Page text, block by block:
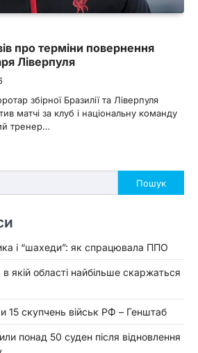
про терміни повернення
Ліверпуля
збірної Бразилії та Ліверпуля
матчі за клуб і національну команду
тренер…
Пошук
і “шахеди”: як спрацювала ППО
якій області найбільше скаржаться
15 скупчень військ РФ – Генштаб
понад 50 суден після відновлення